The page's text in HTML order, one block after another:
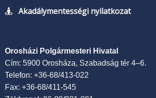
Akadálymentességi nyilatkozat
Orosházi Polgármesteri Hivatal
Cím: 5900 Orosháza, Szabadság tér 4–6.
Telefon: +36-68/413-022
Fax: +36-68/411-545